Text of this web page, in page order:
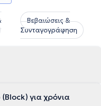
Βεβαιώσεις &
Συνταγογράφηση
για χρόνια